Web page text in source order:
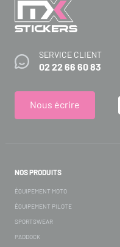
SERVICE CLIENT
02 22 66 60 83
Nous écrire
NOS PRODUITS
ÉQUIPEMENT MOTO
ÉQUIPEMENT PILOTE
SPORTSWEAR
PADDOCK